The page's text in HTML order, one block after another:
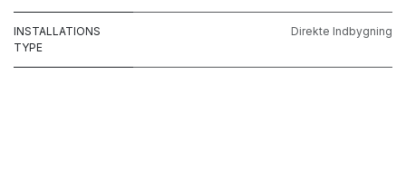
INSTALLATIONS
TYPE
Direkte Indbygning